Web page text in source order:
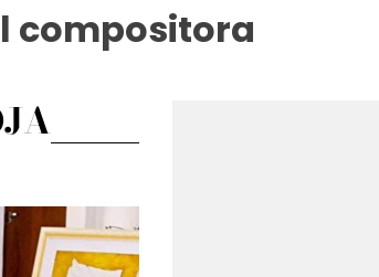
compositora